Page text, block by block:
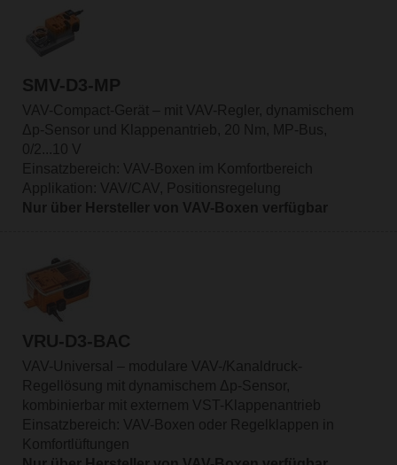
SMV-D3-MP
VAV-Compact-Gerät – mit VAV-Regler, dynamischem
Δp-Sensor und Klappenantrieb, 20 Nm, MP-Bus,
0/2...10 V
Einsatzbereich: VAV-Boxen im Komfortbereich
Applikation: VAV/CAV, Positionsregelung
Nur über Hersteller von VAV-Boxen verfügbar
VRU-D3-BAC
VAV-Universal – modulare VAV-/Kanaldruck-
Regellösung mit dynamischem Δp-Sensor,
kombinierbar mit externem VST-Klappenantrieb
Einsatzbereich: VAV-Boxen oder Regelklappen in
Komfortlüftungen